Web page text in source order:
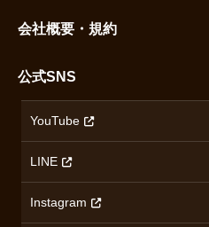
ご利用ガイド
配送・送料について
ハラダの保証とアフターサービス
セイコー
カシオ
ミナセ
オリエントスター
会社概要・規約
沿革
プライバシーポリシー
公式SNS
YouTube
LINE
Instagram